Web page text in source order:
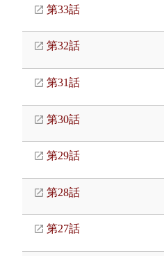
第33話
第32話
第31話
第30話
第29話
第28話
第27話